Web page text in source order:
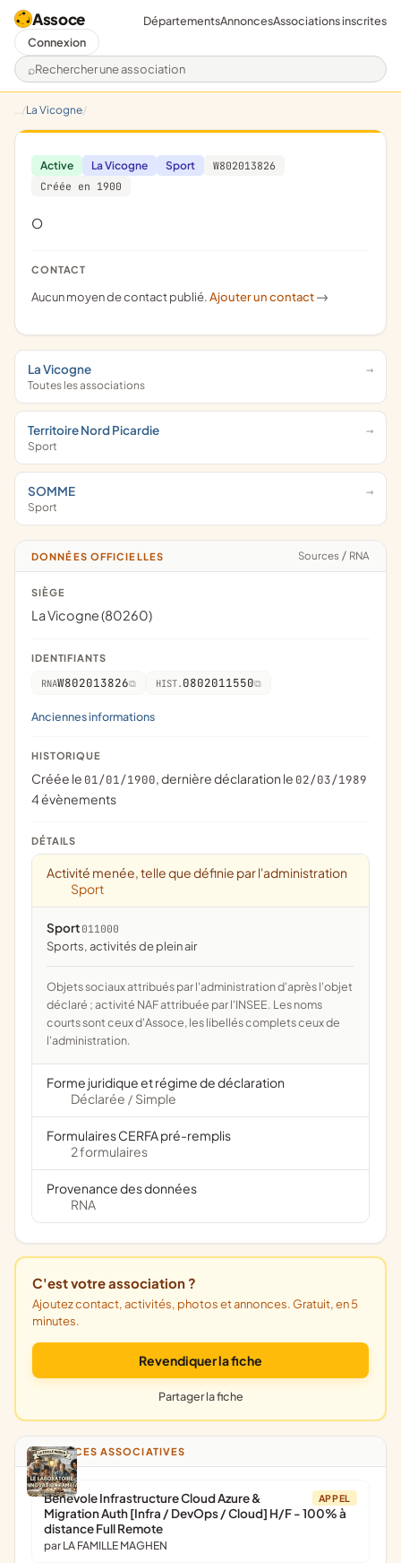
Assoce
Rechercher une association
DépartementsAnnoncesAssociations inscrites
Connexion
La Vicogne
Active La Vicogne Sport
W802013826
Créée en 1900
o
CONTACT
Aucun moyen de contact publié.Ajouter un contact ->
La Vicogne
Toutes les associations
Territoire Nord Picardie
Sport
SOMME
Sport
DONNÉES OFFICIELLES Sources / RNA
SIÈGE
La Vicogne (80260)
IDENTIFIANTS
RNAW802013826 HIST. 0802011550
Anciennes informations
HISTORIQUE
Créée le 01/01/1900, dernière déclaration le 02/03/1989
4 évènements
DÉTAILS
Activité menée, telle que définie par l'administration
Sport
Sport 011000
Sports, activités de plein air
Objets sociaux attribués par l'administration d'après l'objet
déclaré ; activité NAF attribuée par l'INSEE. Les noms
courts sont ceux d'Assoce, les libellés complets ceux de
l'administration.
Forme juridique et régime de déclaration
Déclarée / Simple
Formulaires CERFA pré-remplis
2 formulaires
Provenance des données
RNA
C'est votre association ?
Ajoutez contact, activités, photos et annonces. Gratuit, en 5
minutes.
Revendiquer la fiche
Partager la fiche
ANNONCES ASSOCIATIVES
APPEL
Bénévole Infrastructure Cloud Azure &
Migration Auth [Infra / DevOps / Cloud] H/F - 100% à
distance Full Remote
par LA FAMILLE MAGHEN